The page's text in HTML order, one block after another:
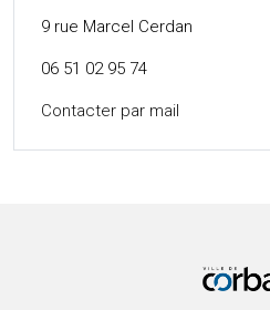
9 rue Marcel Cerdan
06 51 02 95 74
Contacter par mail